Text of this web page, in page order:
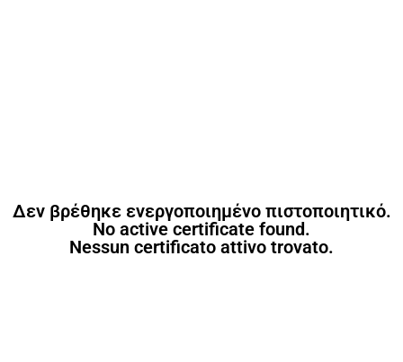
Δεν βρέθηκε ενεργοποιημένο πιστοποιητικό.
No active certificate found.
Nessun certificato attivo trovato.